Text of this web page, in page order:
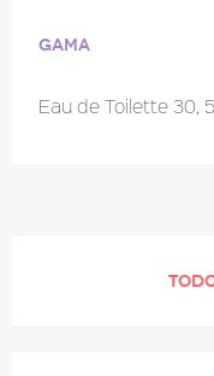
Gama
Eau de Toilette 30,